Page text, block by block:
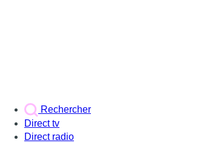
Rechercher
Direct tv
Direct radio